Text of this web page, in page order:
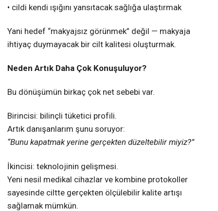
• cildi kendi ışığını yansıtacak sağlığa ulaştırmak
Yani hedef “makyajsız görünmek” değil — makyaja
ihtiyaç duymayacak bir cilt kalitesi oluşturmak.
Neden Artık Daha Çok Konuşuluyor?
Bu dönüşümün birkaç çok net sebebi var.
Birincisi: bilinçli tüketici profili.
Artık danışanlarım şunu soruyor:
“Bunu kapatmak yerine gerçekten düzeltebilir miyiz?”
İkincisi: teknolojinin gelişmesi.
Yeni nesil medikal cihazlar ve kombine protokoller
sayesinde ciltte gerçekten ölçülebilir kalite artışı
sağlamak mümkün.